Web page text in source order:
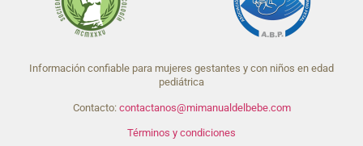
Información confiable para mujeres gestantes y con niños en edad
pediátrica
Contacto: contactanos@mimanualdelbebe.com
Términos y condiciones